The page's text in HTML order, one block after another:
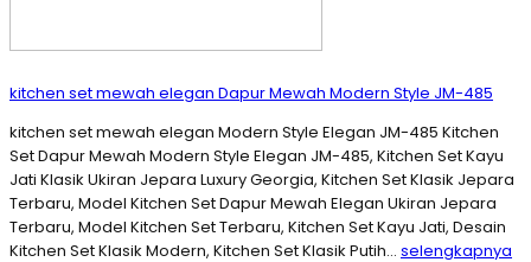
kitchen set mewah elegan Dapur Mewah Modern Style JM-485
kitchen set mewah elegan Modern Style Elegan JM-485 Kitchen
Set Dapur Mewah Modern Style Elegan JM-485, Kitchen Set Kayu
Jati Klasik Ukiran Jepara Luxury Georgia, Kitchen Set Klasik Jepara
Terbaru, Model Kitchen Set Dapur Mewah Elegan Ukiran Jepara
Terbaru, Model Kitchen Set Terbaru, Kitchen Set Kayu Jati, Desain
Kitchen Set Klasik Modern, Kitchen Set Klasik Putih… selengkapnya